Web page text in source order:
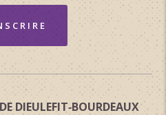
DIEULEFIT‑BOURDEAUX